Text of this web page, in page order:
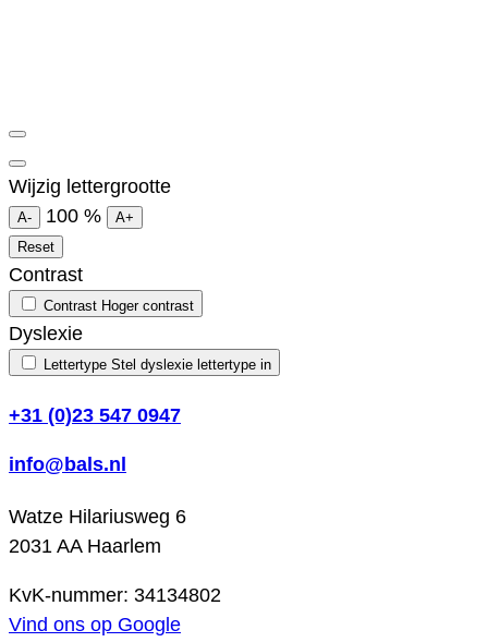
Wijzig lettergrootte
A- 100 %
A+
Reset
Contrast
Contrast Hoger contrast
Dyslexie
Lettertype Stel dyslexie lettertype in
+31 (0)23 547 0947
info@bals.nl
Watze Hilariusweg 6
2031 AA Haarlem
KvK-nummer: 34134802
Vind ons op Google